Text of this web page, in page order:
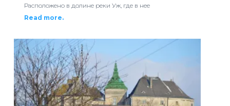
Расположено в долине реки Уж, где в нее
Read more.